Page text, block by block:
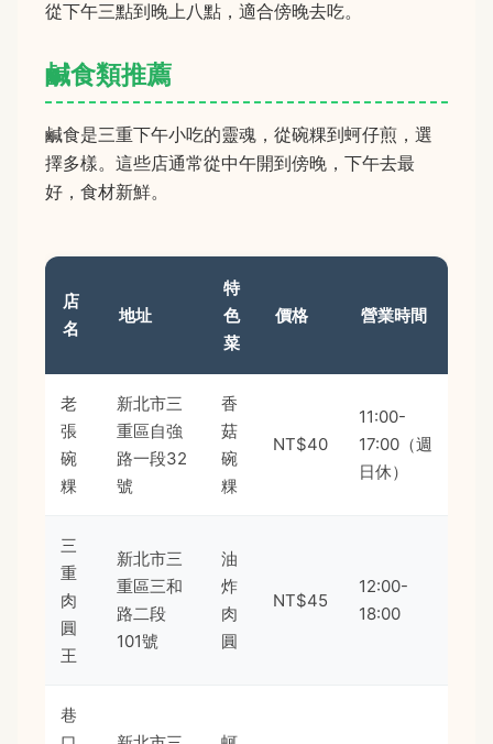
從下午三點到晚上八點，適合傍晚去吃。
鹹食類推薦
鹹食是三重下午小吃的靈魂，從碗粿到蚵仔煎，選
擇多樣。這些店通常從中午開到傍晚，下午去最
好，食材新鮮。
店
名
地址
特
色
菜
價格 營業時間
老
張
碗
粿
新北市三
重區自強
路一段32
號
香
菇
碗
粿
NT$40
11:00-
17:00（週
日休）
三
重
肉
圓
王
新北市三
重區三和
路二段
101號
油
炸
肉
圓
NT$45
12:00-
18:00
巷